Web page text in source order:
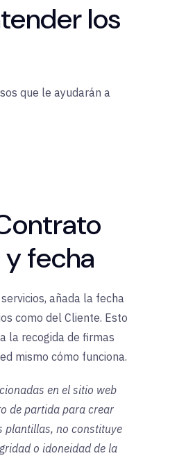
los
que le ayudarán a
fecha
añada la fecha
como del Cliente. Esto
la recogida de firmas
mismo cómo funciona.
en el sitio web
de partida para crear
plantillas, no constituye
o idoneidad de la